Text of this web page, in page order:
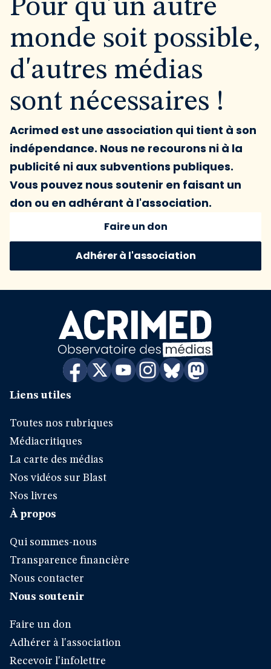
Pour qu'un autre
monde soit possible,
d'autres médias
sont nécessaires !
Acrimed est une association qui tient à son
indépendance. Nous ne recourons ni à la
publicité ni aux subventions publiques.
Vous pouvez nous soutenir en faisant un
don ou en adhérant à l'association.
Faire un don
Adhérer à l'association
Liens utiles
Toutes nos rubriques
Médiacritiques
La carte des médias
Nos vidéos sur Blast
Nos livres
À propos
Qui sommes-nous
Transparence financière
Nous contacter
Nous soutenir
Faire un don
Adhérer à l'association
Recevoir l'infolettre